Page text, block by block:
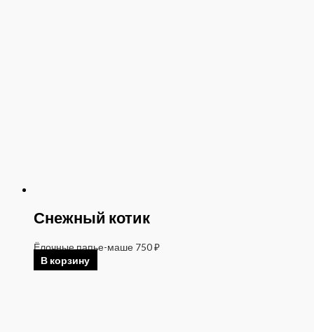
Снежный котик
Ёлочные папье-маше 750₽
В корзину